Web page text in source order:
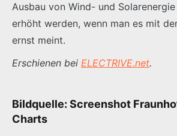
Ausbau von Wind- und
erhöht werden, wenn man es mit
ernst meint.
Erschienen bei ELECTRIVE.net.
Bildquelle: Screenshot
Charts